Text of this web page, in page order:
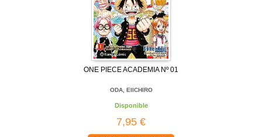
ONE PIECE ACADEMIA Nº 01
ODA, EIICHIRO
Disponible
7,95 €